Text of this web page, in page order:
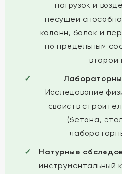
нагрузок и
несущей
колонн, балок и
по предельным
второй
Исследование
свойств
(бетона,
Натурные
инструментальный